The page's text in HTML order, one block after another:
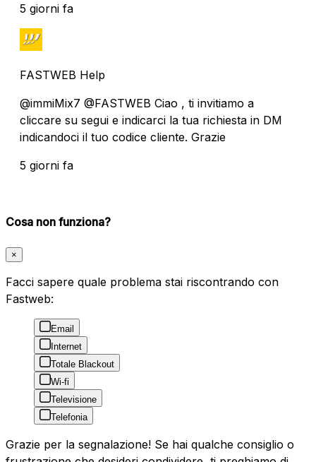
5 giorni fa
FASTWEB Help
@immiMix7 @FASTWEB Ciao , ti invitiamo a
cliccare su segui e indicarci la tua richiesta in DM
indicandoci il tuo codice cliente. Grazie
5 giorni fa
Cosa non funziona?
×
Facci sapere quale problema stai riscontrando con
Fastweb:
Email
Internet
Totale Blackout
Wi-fi
Televisione
Telefonia
Grazie per la segnalazione! Se hai qualche consiglio o